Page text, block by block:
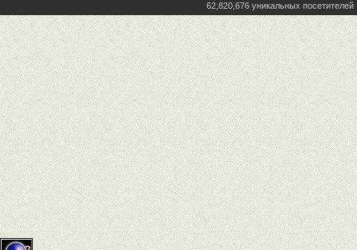
62,820,676 уникальных посетителей